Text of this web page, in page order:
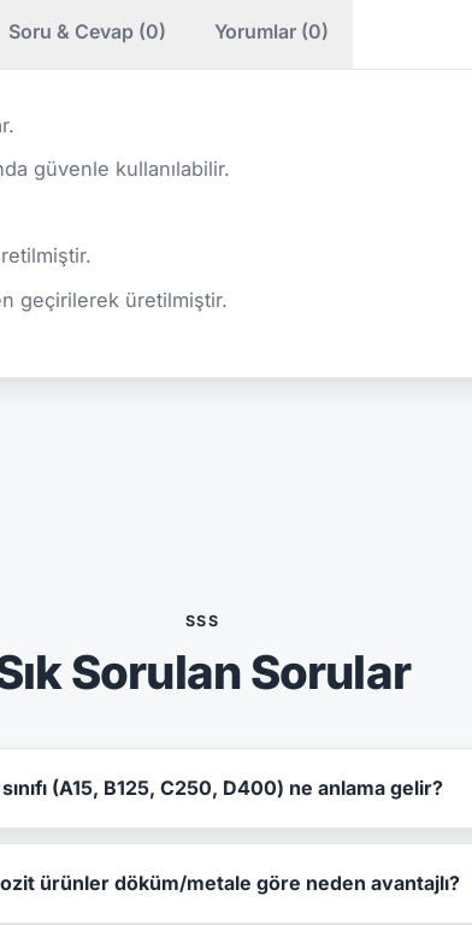
Soru & Cevap (0) Yorumlar (0)
güvenle kullanılabilir.
geçirilerek üretilmiştir.
SSS
Sorulan Sorular
(A15, B125, C250, D400) ne anlama gelir?
ürünler döküm/metale göre neden avantajlı?